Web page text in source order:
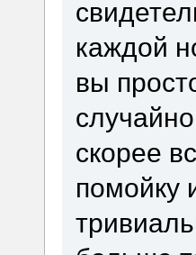
каждой
вы
скорее
помойку